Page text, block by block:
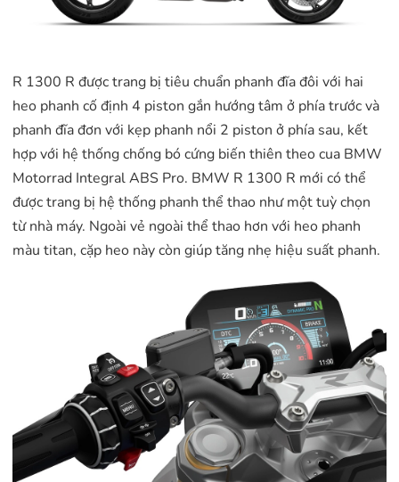
R 1300 R được trang bị tiêu chuẩn phanh đĩa đôi với hai
heo phanh cố định 4 piston gắn hướng tâm ở phía trước và
phanh đĩa đơn với kẹp phanh nổi 2 piston ở phía sau, kết
hợp với hệ thống chống bó cứng biến thiên theo cua BMW
Motorrad Integral ABS Pro. BMW R 1300 R mới có thể
được trang bị hệ thống phanh thể thao như một tuỳ chọn
từ nhà máy. Ngoài vẻ ngoài thể thao hơn với heo phanh
màu titan, cặp heo này còn giúp tăng nhẹ hiệu suất phanh.